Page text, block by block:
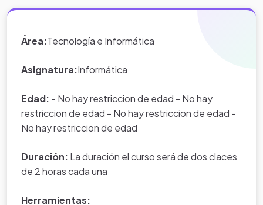
de herramientas gratuitas de descarga de vídeos.
Área:Tecnología e Informática
Asignatura:Informática
Edad: - No hay restriccion de edad - No hay
restriccion de edad - No hay restriccion de edad -
No hay restriccion de edad
Duración: La duración el curso será de dos claces
de 2 horas cada una
Herramientas: